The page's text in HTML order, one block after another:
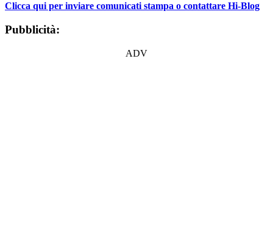
Clicca qui per inviare comunicati stampa o contattare Hi-Blog
Pubblicità:
ADV